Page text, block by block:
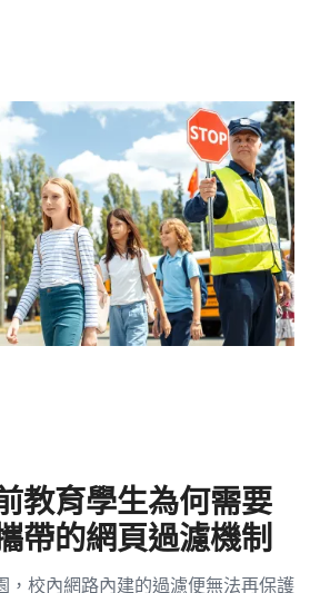
教育​學生​為​何​需要​
帶​的​網頁​過​濾機制
，​校內​網路​內建​的​過濾​便​無法​再​保護​